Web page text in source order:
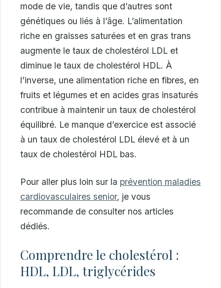
mode de vie, tandis que d’autres sont
génétiques ou liés à l’âge. L’alimentation
riche en graisses saturées et en gras trans
augmente le taux de cholestérol LDL et
diminue le taux de cholestérol HDL. À
l’inverse, une alimentation riche en fibres, en
fruits et légumes et en acides gras insaturés
contribue à maintenir un taux de cholestérol
équilibré. Le manque d’exercice est associé
à un taux de cholestérol LDL élevé et à un
taux de cholestérol HDL bas.
Pour aller plus loin sur la prévention maladies
cardiovasculaires senior, je vous
recommande de consulter nos articles
dédiés.
Comprendre le cholestérol :
HDL, LDL, triglycérides